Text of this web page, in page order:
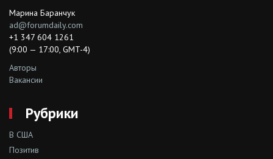
Марина Баранчук
ad@forumdaily.com
+1 347 604 1261
(9:00 — 17:00, GMT-4)
Авторы
Вакансии
Рубрики
В США
Позитив